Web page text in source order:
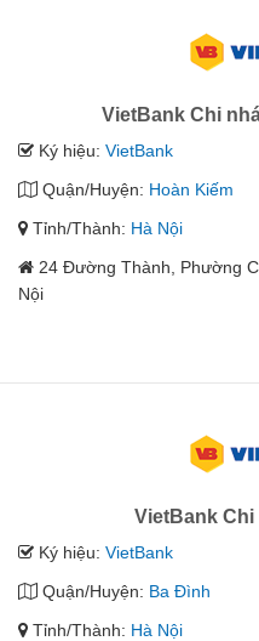
VietBank Chi
Ký hiệu: VietBank
Quận/Huyện: Hoàn Kiếm
Tỉnh/Thành: Hà Nội
24 Đường Thành, Phường
Nội
VietBank Chi
Ký hiệu: VietBank
Quận/Huyện: Ba Đình
Tỉnh/Thành: Hà Nội